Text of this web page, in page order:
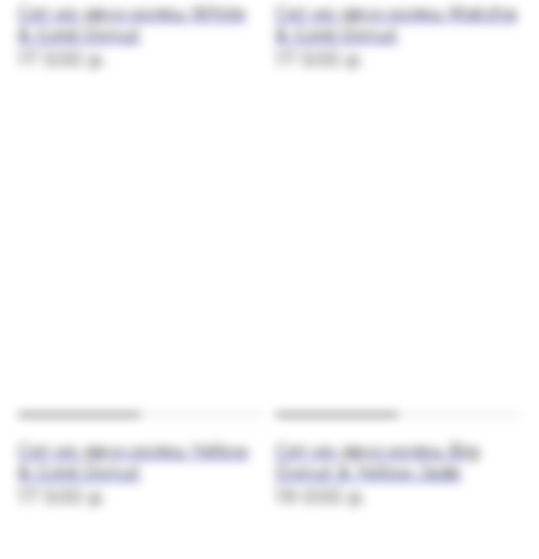
Сет из двух колец White
& Gold Donut
р.
Сет из двух колец Matcha
& Gold Donut
р.
Сет из двух колец Yellow
& Gold Donut
р.
Сет из двух колец Big
Donut & Yellow Jade
р.